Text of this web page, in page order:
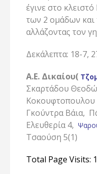
έγινε στο
των 2 ομάδων και
αλλάζοντας τον
Δεκάλεπτα: 18-7,
Α.Ε. Δικαίου(
Σκαρτάδου
Κοκουφτοπουλου
Γκούντρα Βάια,
Ελευθερία 4,
Τσαούση 5(1)
Total Page Visits: